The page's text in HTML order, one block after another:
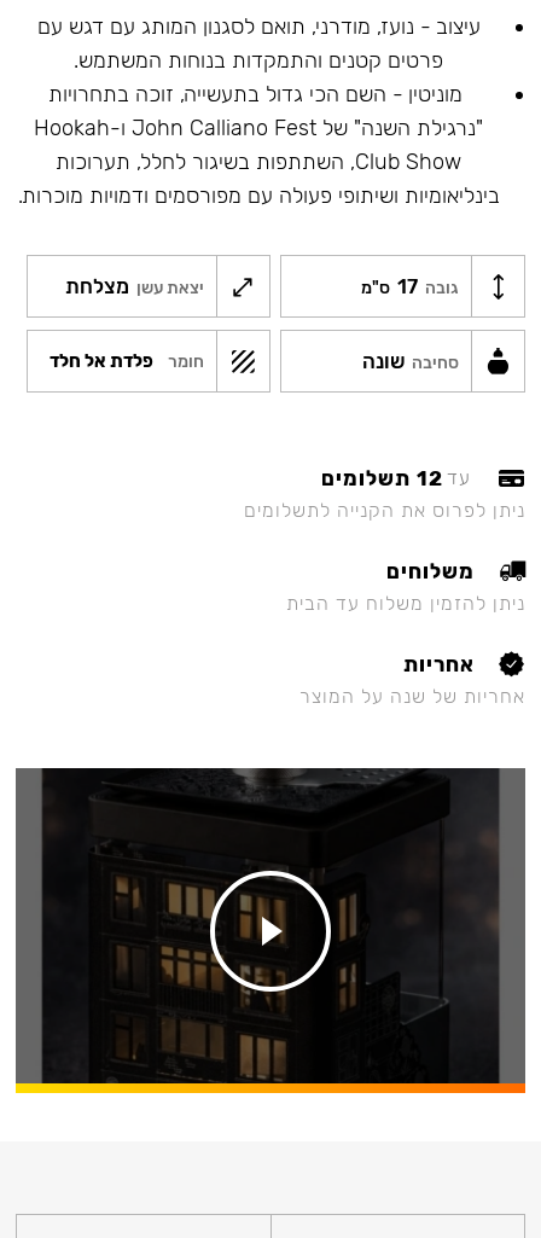
עיצוב - נועז, מודרני, תואם לסגנון המותג עם דגש עם
פרטים קטנים והתמקדות בנוחות המשתמש.
מוניטין - השם הכי גדול בתעשייה, זוכה בתחרויות
"נרגילת השנה" של John Calliano Fest ו-Hookah
Club Show, השתתפות בשיגור לחלל, תערוכות
בינליאומיות ושיתופי פעולה עם מפורסמים ודמויות מוכרות.
גובה 17 ס"מ יצאת עשן מצלחת
סחיבה שונה חומר פלדת אל חלד
עד 12 תשלומים
ניתן לפרוס את הקנייה לתשלומים
משלוחים
ניתן להזמין משלוח עד הבית
אחריות
אחריות של שנה על המוצר